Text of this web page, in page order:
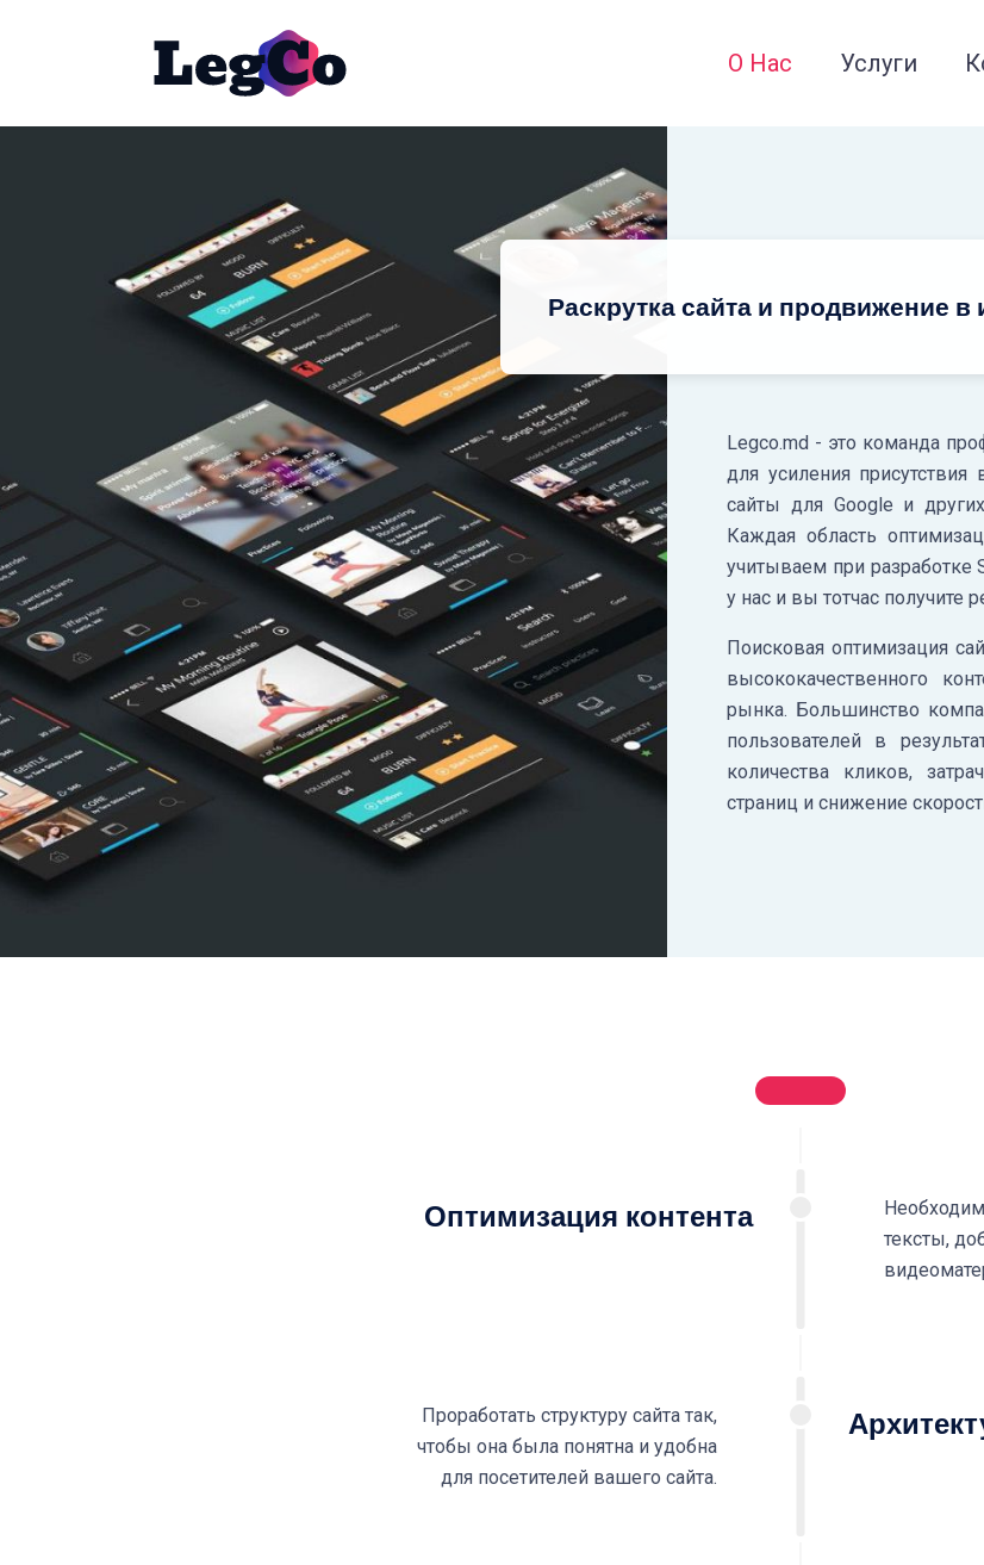
О Нас Услуги
Раскрутка сайта и продвижение в
Legco.md - это команда
для усиления
сайты для Google и
Каждая область
учитываем при разработке
у нас и вы тотчас получите
Поисковая оптимизация
высококачественного
рынка. Большинство
пользователей в
количества кликов,
страниц и снижение
Оптимизация контента
тексты,
Проработать структуру сайта так,
чтобы она была понятна и удобна
для посетителей вашего сайта.